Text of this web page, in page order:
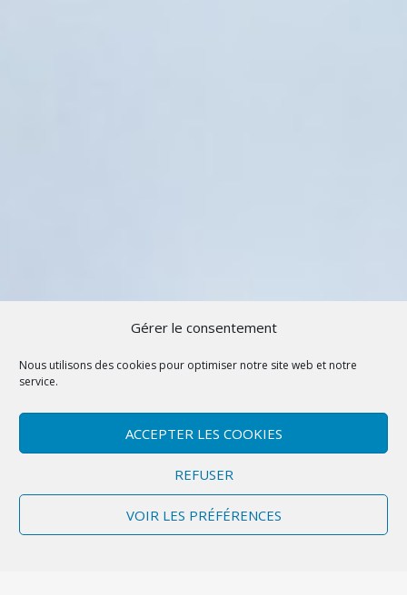
Gérer le consentement
Nous utilisons des cookies pour optimiser notre site web et notre
service.
ACCEPTER LES COOKIES
REFUSER
VOIR LES PRÉFÉRENCES